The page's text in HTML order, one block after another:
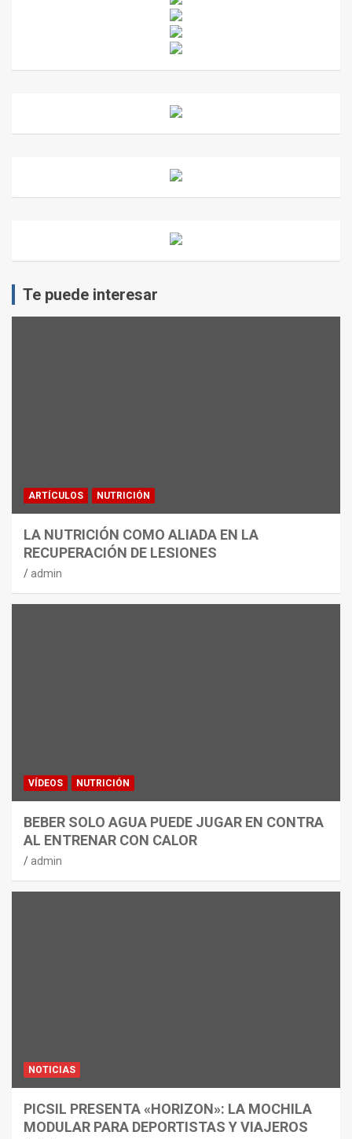
Te puede interesar
ARTÍCULOS NUTRICIÓN
LA NUTRICIÓN COMO ALIADA EN LA
RECUPERACIÓN DE LESIONES
admin
VÍDEOS NUTRICIÓN
BEBER SOLO AGUA PUEDE JUGAR EN CONTRA
AL ENTRENAR CON CALOR
admin
NOTICIAS
PICSIL PRESENTA «HORIZON»: LA MOCHILA
MODULAR PARA DEPORTISTAS Y VIAJEROS